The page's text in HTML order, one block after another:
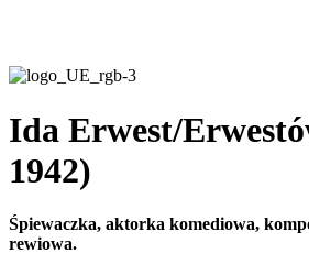
Ida Erwest/
1942)
Śpiewaczka, aktorka komediowa,
rewiowa.